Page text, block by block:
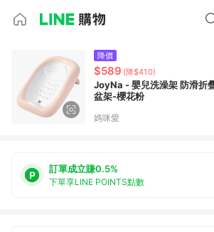
降價
$589 (降$410)
JoyNa - 嬰兒洗澡架 防滑折
盆架-櫻花粉
媽咪愛
訂單成立賺0.5%
下單享LINE POINTS點數